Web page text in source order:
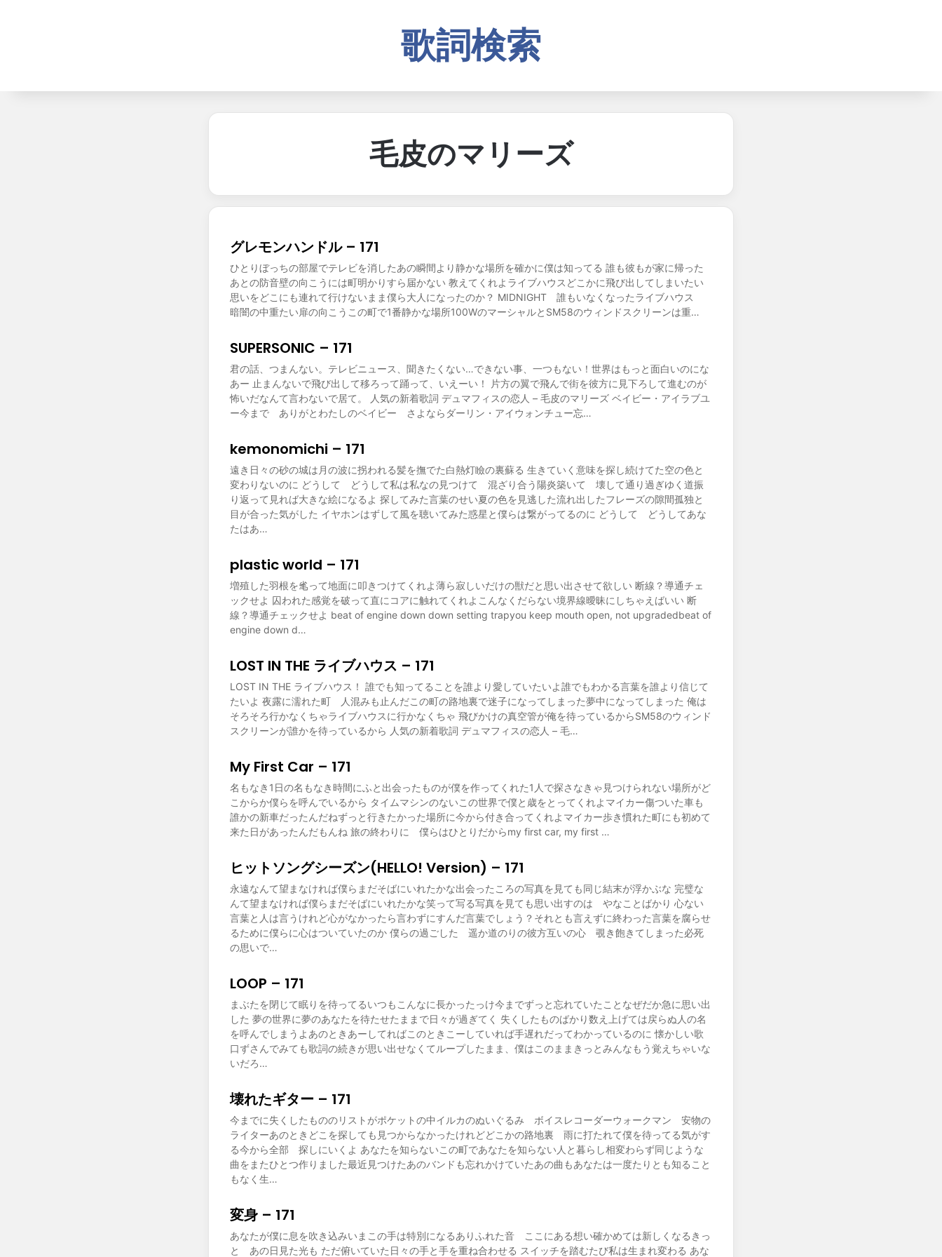
歌詞検索
毛皮のマリーズ
グレモンハンドル – 171
ひとりぼっちの部屋でテレビを消したあの瞬間より静かな場所を確かに僕は知ってる 誰も彼もが家に帰った
あとの防音壁の向こうには町明かりすら届かない 教えてくれよライブハウスどこかに飛び出してしまいたい
思いをどこにも連れて行けないまま僕ら大人になったのか？ MIDNIGHT 誰もいなくなったライブハウス
暗闇の中重たい扉の向こうこの町で1番静かな場所100WのマーシャルとSM58のウィンドスクリーンは重…
SUPERSONIC – 171
君の話、つまんない。テレビニュース、聞きたくない…できない事、一つもない！世界はもっと面白いのにな
あー 止まんないで飛び出して移ろって踊って、いえーい！ 片方の翼で飛んで街を彼方に見下ろして進むのが
怖いだなんて言わないで居て。 人気の新着歌詞 デュマフィスの恋人 – 毛皮のマリーズ ベイビー・アイラブユ
ー今まで ありがとわたしのベイビー さよならダーリン・アイウォンチュー忘…
kemonomichi – 171
遠き日々の砂の城は月の波に拐われる髪を撫でた白熱灯瞼の裏蘇る 生きていく意味を探し続けてた空の色と
変わりないのに どうして どうして私は私なの見つけて 混ざり合う陽炎築いて 壊して通り過ぎゆく道振
り返って見れば大きな絵になるよ 探してみた言葉のせい夏の色を見逃した流れ出したフレーズの隙間孤独と
目が合った気がした イヤホンはずして風を聴いてみた惑星と僕らは繋がってるのに どうして どうしてあな
たはあ…
plastic world – 171
増殖した羽根を毟って地面に叩きつけてくれよ薄ら寂しいだけの獣だと思い出させて欲しい 断線？導通チェ
ックせよ 囚われた感覚を破って直にコアに触れてくれよこんなくだらない境界線曖昧にしちゃえばいい 断
線？導通チェックせよ beat of engine down down setting trapyou keep mouth open, not upgradedbeat of
engine down d…
LOST IN THE ライブハウス – 171
LOST IN THE ライブハウス！ 誰でも知ってることを誰より愛していたいよ誰でもわかる言葉を誰より信じて
たいよ 夜露に濡れた町 人混みも止んだこの町の路地裏で迷子になってしまった夢中になってしまった 俺は
そろそろ行かなくちゃライブハウスに行かなくちゃ 飛びかけの真空管が俺を待っているからSM58のウィンド
スクリーンが誰かを待っているから 人気の新着歌詞 デュマフィスの恋人 – 毛…
My First Car – 171
名もなき1日の名もなき時間にふと出会ったものが僕を作ってくれた1人で探さなきゃ見つけられない場所がど
こからか僕らを呼んでいるから タイムマシンのないこの世界で僕と歳をとってくれよマイカー傷ついた車も
誰かの新車だったんだねずっと行きたかった場所に今から付き合ってくれよマイカー歩き慣れた町にも初めて
来た日があったんだもんね 旅の終わりに 僕らはひとりだからmy first car, my first …
ヒットソングシーズン(HELLO! Version) – 171
永遠なんて望まなければ僕らまだそばにいれたかな出会ったころの写真を見ても同じ結末が浮かぶな 完璧な
んて望まなければ僕らまだそばにいれたかな笑って写る写真を見ても思い出すのは やなことばかり 心ない
言葉と人は言うけれど心がなかったら言わずにすんだ言葉でしょう？それとも言えずに終わった言葉を腐らせ
るために僕らに心はついていたのか 僕らの過ごした 遥か道のりの彼方互いの心 覗き飽きてしまった必死
の思いで…
LOOP – 171
まぶたを閉じて眠りを待ってるいつもこんなに長かったっけ今までずっと忘れていたことなぜだか急に思い出
した 夢の世界に夢のあなたを待たせたままで日々が過ぎてく 失くしたものばかり数え上げては戻らぬ人の名
を呼んでしまうよあのときあーしてればこのときこーしていれば手遅れだってわかっているのに 懐かしい歌
口ずさんでみても歌詞の続きが思い出せなくてループしたまま、僕はこのままきっとみんなもう覚えちゃいな
いだろ…
壊れたギター – 171
今までに失くしたもののリストがポケットの中イルカのぬいぐるみ ボイスレコーダーウォークマン 安物の
ライターあのときどこを探しても見つからなかったけれどどこかの路地裏 雨に打たれて僕を待ってる気がす
る今から全部 探しにいくよ あなたを知らないこの町であなたを知らない人と暮らし相変わらず同じような
曲をまたひとつ作りました最近見つけたあのバンドも忘れかけていたあの曲もあなたは一度たりとも知ること
もなく生…
変身 – 171
あなたが僕に息を吹き込みいまこの手は特別になるありふれた音 ここにある想い確かめては新しくなるきっ
と あの日見た光も ただ俯いていた日々の手と手を重ね合わせる スイッチを踏むたび私は生まれ変わる あな